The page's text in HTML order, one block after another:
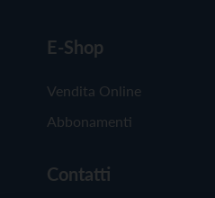
E-Shop
Vendita Online
Abbonamenti
Contatti